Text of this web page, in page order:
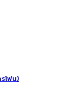
โฟน)